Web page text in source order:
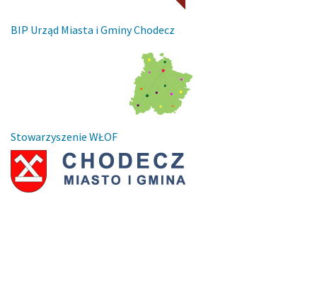
BIP Urząd Miasta i Gminy Chodecz
Stowarzyszenie WŁOF